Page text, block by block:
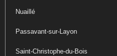
Nuaillé
Passavant-sur-Layon
Saint-Christophe-du-Bois